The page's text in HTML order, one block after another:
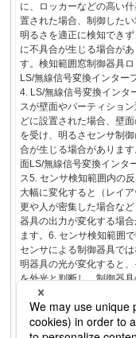
に、ロッカーなどの高い
置された場合、制御した
明るさを適正に検知でき
に不具合が生じる場合があ
す。検知範囲窓制御器具ロ
LS/無線信号変換インター
4. LS/無線信号変換インタ
スが壁面やパーティショ
どに設置された場合、壁
を受け、明るさセンサ制
合が生じる場合がありま
面LS/無線信号変換インタ
ス5. センサ検知範囲内の
大幅に変化すると（レイ
更や人が密集した場合など
器具の出力が変化する場合
ます。6. センサ検知範囲
センサによる制御器具では
明器具の光が変化すると
を外光と判断し、制御器
が変化する場合があります
さセンサによる制御器具
照明器具（ダウンライト